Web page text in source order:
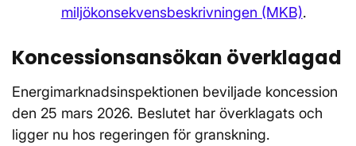
miljökonsekvensbeskrivningen (MKB).
Koncessionsansökan överklagad
Energimarknadsinspektionen beviljade koncession
den 25 mars 2026. Beslutet har överklagats och
ligger nu hos regeringen för granskning.